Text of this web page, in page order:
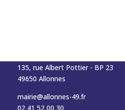
135, rue Albert Pottier - BP 23
49650 Allonnes
mairie@allonnes-49.fr
02 41 52 00 30